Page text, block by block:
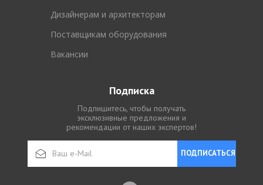
Дизайнерам и архитекторам
Поставщикам оборудования
Вакансии
Подписка
Подпишитесь, чтобы получать
эксклюзивные предложения и
рекомендации от наших экспертов!
ПОДПИСАТЬСЯ